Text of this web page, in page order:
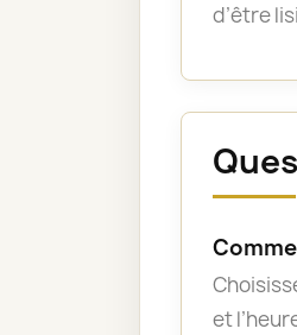
d’être
et